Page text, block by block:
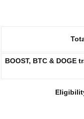
BOOST, BTC & DOGE